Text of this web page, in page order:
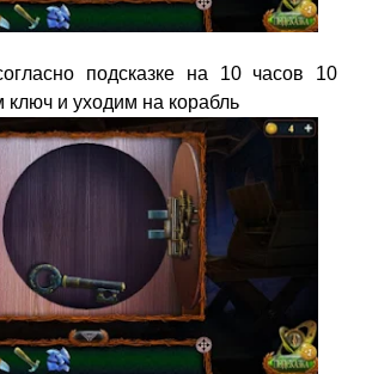
подсказке на 10 часов 10
ключ и уходим на корабль